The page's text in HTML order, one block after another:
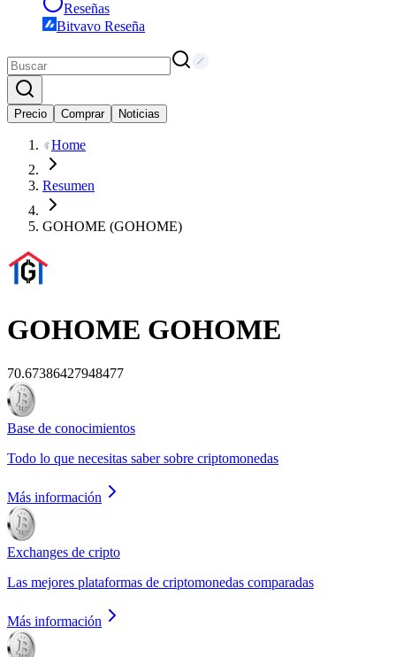
Reseñas
Bitvavo Reseña
Precio Comprar Noticias
Home
Resumen
GOHOME (GOHOME)
GOHOME GOHOME
70.67386427948477
Base de conocimientos
Todo lo que necesitas saber sobre criptomonedas
Más información
Exchanges de cripto
Las mejores plataformas de criptomonedas comparadas
Más información